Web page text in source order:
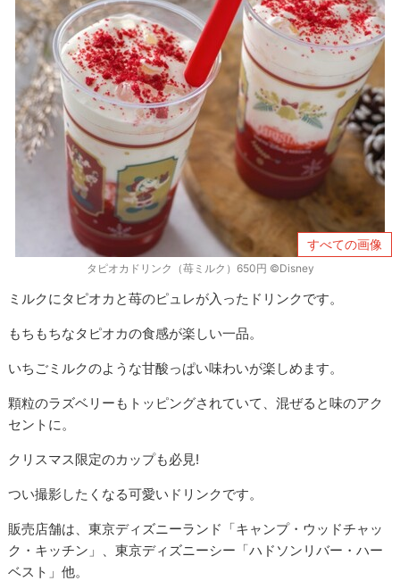
すべての画像
タピオカドリンク（苺ミルク）650円 ©Disney
ミルクにタピオカと苺のピュレが入ったドリンクです。
もちもちなタピオカの食感が楽しい一品。
いちごミルクのような甘酸っぱい味わいが楽しめます。
顆粒のラズベリーもトッピングされていて、混ぜると味のアク
セントに。
クリスマス限定のカップも必見!
つい撮影したくなる可愛いドリンクです。
販売店舗は、東京ディズニーランド「キャンプ・ウッドチャッ
ク・キッチン」、東京ディズニーシー「ハドソンリバー・ハー
ベスト」他。